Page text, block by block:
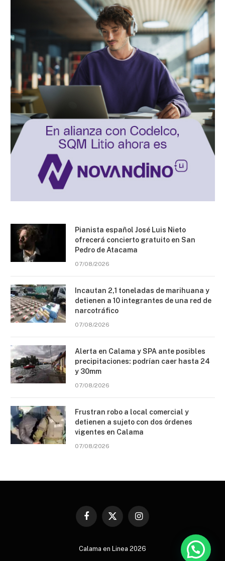
Pianista español José Luis Nieto
ofrecerá concierto gratuito en San
Pedro de Atacama
07/08/2026
Incautan 2,1 toneladas de marihuana y
detienen a 10 integrantes de una red de
narcotráfico
07/08/2026
Alerta en Calama y SPA ante posibles
precipitaciones: podrían caer hasta 24
y 30mm
07/08/2026
Frustran robo a local comercial y
detienen a sujeto con dos órdenes
vigentes en Calama
07/08/2026
Facebook
X
Instagram
Calama en Linea 2026